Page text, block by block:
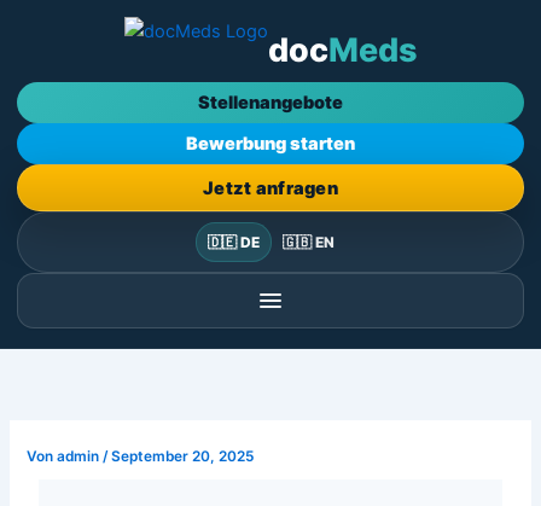
docMeds
Stellenangebote
Bewerbung starten
Jetzt anfragen
🇩🇪 DE 🇬🇧 EN
Vonadmin /September 20, 2025